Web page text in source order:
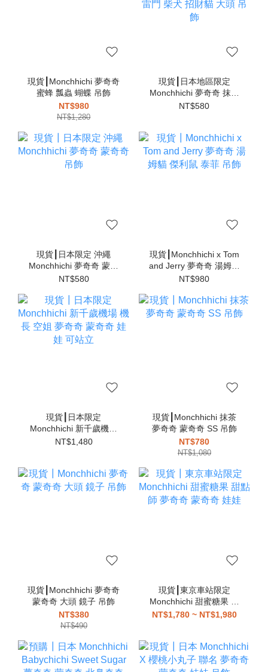
現貨┃Monchhichi 夢奇奇
蜜蜂 瓢蟲 蝴蝶 吊飾
NT$980
NT$1,280
現貨┃日本地區限定
Monchhichi 夢奇奇 抹茶
章魚燒 忍者 熊貓 富士山
NT$580
現貨┃日本限定 沖繩
Monchhichi 夢奇奇 蒙奇
奇 吊飾
NT$580
現貨┃Monchhichi x Tom
and Jerry 夢奇奇 湯姆貓
傑利鼠 泰菲 吊飾
NT$980
現貨┃日本限定
Monchhichi 新千歲機場
機長 空姐 夢奇奇 蒙奇奇
NT$1,480
現貨┃Monchhichi 抹茶
夢奇奇 蒙奇奇 SS 吊飾
NT$780
NT$1,080
現貨┃Monchhichi 夢奇奇
蒙奇奇 大頭 鏡子 吊飾
NT$380
NT$490
現貨┃東京車站限定
Monchhichi 甜蜜糖果 甜
點師 夢奇奇 蒙奇奇 娃娃
NT$1,780 ~ NT$1,980